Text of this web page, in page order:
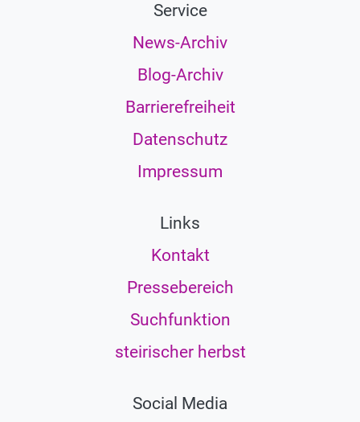
Service
News-Archiv
Blog-Archiv
Barrierefreiheit
Datenschutz
Impressum
Links
Kontakt
Pressebereich
Suchfunktion
steirischer herbst
Social Media